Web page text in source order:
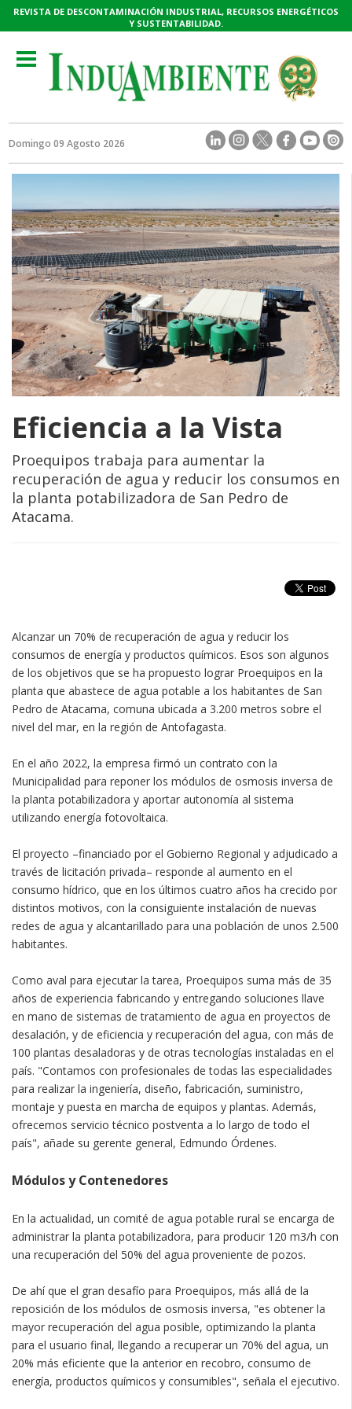
REVISTA DE DESCONTAMINACIÓN INDUSTRIAL, RECURSOS ENERGÉTICOS
Y SUSTENTABILIDAD.
Toggle
navigation
Domingo 09 Agosto 2026
Eficiencia a la Vista
Proequipos trabaja para aumentar la
recuperación de agua y reducir los consumos en
la planta potabilizadora de San Pedro de
Atacama.
Alcanzar un 70% de recuperación de agua y reducir los
consumos de energía y productos químicos. Esos son algunos
de los objetivos que se ha propuesto lograr Proequipos en la
planta que abastece de agua potable a los habitantes de San
Pedro de Atacama, comuna ubicada a 3.200 metros sobre el
nivel del mar, en la región de Antofagasta.
En el año 2022, la empresa firmó un contrato con la
Municipalidad para reponer los módulos de osmosis inversa de
la planta potabilizadora y aportar autonomía al sistema
utilizando energía fotovoltaica.
El proyecto –financiado por el Gobierno Regional y adjudicado a
través de licitación privada– responde al aumento en el
consumo hídrico, que en los últimos cuatro años ha crecido por
distintos motivos, con la consiguiente instalación de nuevas
redes de agua y alcantarillado para una población de unos 2.500
habitantes.
Como aval para ejecutar la tarea, Proequipos suma más de 35
años de experiencia fabricando y entregando soluciones llave
en mano de sistemas de tratamiento de agua en proyectos de
desalación, y de eficiencia y recuperación del agua, con más de
100 plantas desaladoras y de otras tecnologías instaladas en el
país. "Contamos con profesionales de todas las especialidades
para realizar la ingeniería, diseño, fabricación, suministro,
montaje y puesta en marcha de equipos y plantas. Además,
ofrecemos servicio técnico postventa a lo largo de todo el
país", añade su gerente general, Edmundo Órdenes.
Módulos y Contenedores
En la actualidad, un comité de agua potable rural se encarga de
administrar la planta potabilizadora, para producir 120 m3/h con
una recuperación del 50% del agua proveniente de pozos.
De ahí que el gran desafío para Proequipos, más allá de la
reposición de los módulos de osmosis inversa, "es obtener la
mayor recuperación del agua posible, optimizando la planta
para el usuario final, llegando a recuperar un 70% del agua, un
20% más eficiente que la anterior en recobro, consumo de
energía, productos químicos y consumibles", señala el ejecutivo.